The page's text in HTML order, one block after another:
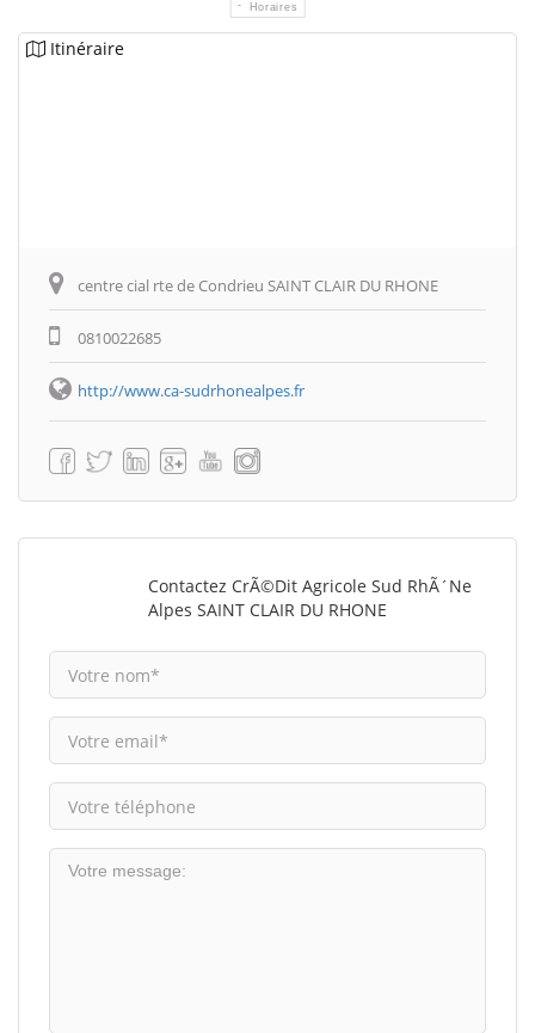
Horaires
Itinéraire
centre cial rte de Condrieu SAINT CLAIR DU RHONE
0810022685
http://www.ca-sudrhonealpes.fr
Contactez CrÃ©dit Agricole Sud RhÃ´ne
Alpes SAINT CLAIR DU RHONE